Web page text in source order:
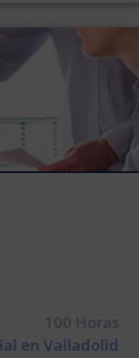
100 Horas
en Valladolid